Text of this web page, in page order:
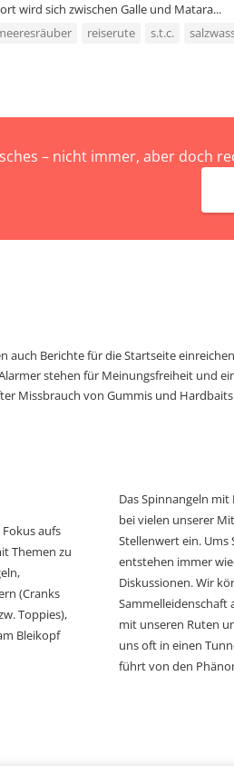
wird sich zwischen Galle und Matara...
reiserute s.t.c.
– nicht immer, aber doch
auch Berichte für die Startseite
stehen für Meinungsfreiheit und
Missbrauch von Gummis und
aufs
Themen zu
(Cranks
Toppies),
Bleikopf
Das Spinnangeln
bei vielen unserer
Stellenwert ein. Ums
entstehen immer
Diskussionen. Wir
Sammelleidenschaft
mit unseren Ruten
uns oft in einen
führt von den